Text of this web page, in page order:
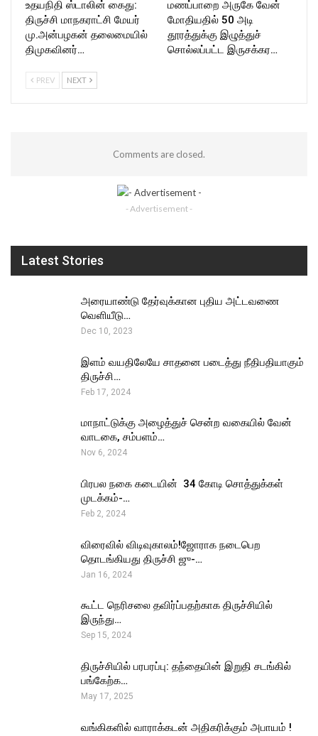
உதயநிதி ஸ்டாலின் கைது:
திருச்சி மாநகராட்சி மேயர்
மு.அன்பழகன் தலைமையில்
திமுகவினர்…
மணப்பாறை அருகே வேன்
மோதியதில் 50 அடி
தூரத்துக்கு இழுத்துச்
சொல்லப்பட்ட இருசக்கர…
PREV NEXT
Comments are closed.
- Advertisement -
Latest Stories
அரையாண்டு தேர்வுக்கான புதிய அட்டவணை
வெளியீடு…
Dec 10, 2023
இளம் வயதிலேயே சாதனை படைத்து நீதிபதியாகும்
திருச்சி…
Feb 17, 2024
மாநாட்டுக்கு அழைத்துச் சென்ற வகையில் வேன்
வாடகை, சம்பளம்…
Nov 6, 2024
பிரபல நகை கடையின் ₹ 34 கோடி சொத்துக்கள்
முடக்கம்-…
Feb 2, 2024
விரைவில் விடிவுகாலம்!ஜோராக நடைபெற
தொடங்கியது திருச்சி ஜு-…
Jan 16, 2024
கூட்ட நெரிசலை தவிர்ப்பதற்காக திருச்சியில்
இருந்து…
Sep 15, 2024
திருச்சியில் பரபரப்பு: தந்தையின் இறுதி சடங்கில்
பங்கேற்க…
May 17, 2025
வங்கிகளில் வாராக்கடன் அதிகரிக்கும் அபாயம் !